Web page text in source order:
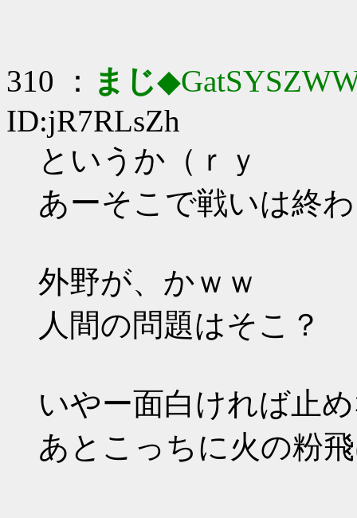
310 ： まじ
ID:jR7RLsZh
というか（ｒｙ
あーそこで戦いは終
外野が、かｗｗ
人間の問題はそこ？
いやー面白ければ止
あとこっちに火の粉